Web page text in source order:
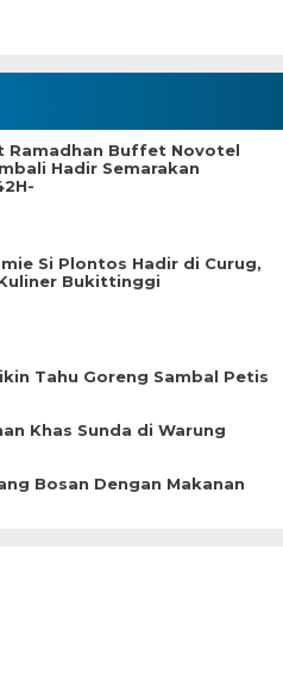
Ramadhan Buffet Novotel
Hadir Semarakan
Si Plontos Hadir di Curug,
Bukittinggi
Tahu Goreng Sambal Petis
Khas Sunda di Warung
Bosan Dengan Makanan